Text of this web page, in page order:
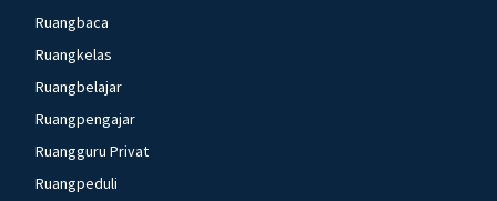
Ruangbaca
Ruangkelas
Ruangbelajar
Ruangpengajar
Ruangguru Privat
Ruangpeduli